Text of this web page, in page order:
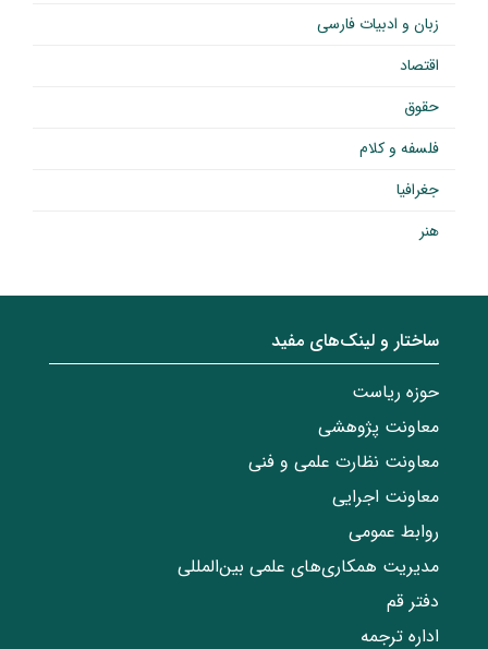
زبان و ادبیات فارسی
اقتصاد
حقوق
فلسفه و کلام
جغرافیا
هنر
ساختار‌‌ و‌‌ لینک‌های مفید
حوزه ریاست
معاونت پژوهشی
معاونت نظارت علمی و فنی
معاونت اجرایی
روابط عمومی
مدیریت همکاری‌های علمی بین‌المللی
دفتر قم
اداره ترجمه